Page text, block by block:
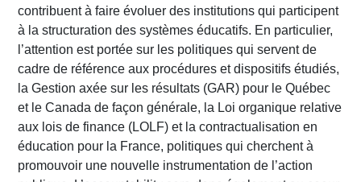
contribuent à faire évoluer des institutions qui participent
à la structuration des systèmes éducatifs. En particulier,
l’attention est portée sur les politiques qui servent de
cadre de référence aux procédures et dispositifs étudiés,
la Gestion axée sur les résultats (GAR) pour le Québec
et le Canada de façon générale, la Loi organique relative
aux lois de finance (LOLF) et la contractualisation en
éducation pour la France, politiques qui cherchent à
promouvoir une nouvelle instrumentation de l’action